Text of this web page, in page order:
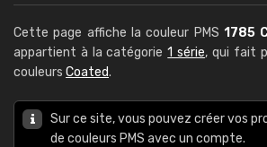
Cette page affiche la couleur PMS 1785
appartient à la catégorie1 série, qui fait
couleurs Coated.
Sur ce site, vous pouvez créer vos
de couleurs PMS avec un compte.